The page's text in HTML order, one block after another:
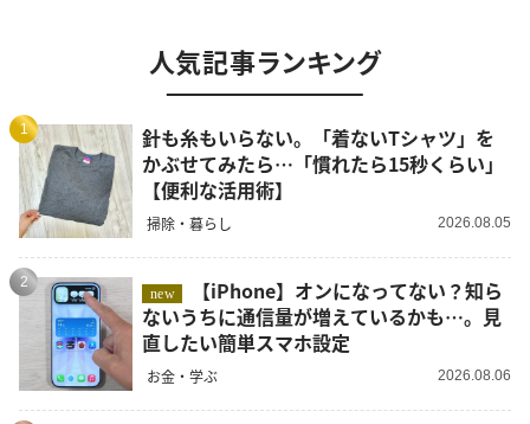
人気記事ランキング
1
針も糸もいらない。「着ないTシャツ」を
かぶせてみたら…「慣れたら15秒くらい」
【便利な活用術】
掃除・暮らし 2026.08.05
2
new
ないうちに通信量が増えているかも…。見
直したい簡単スマホ設定
お金・学ぶ 2026.08.06